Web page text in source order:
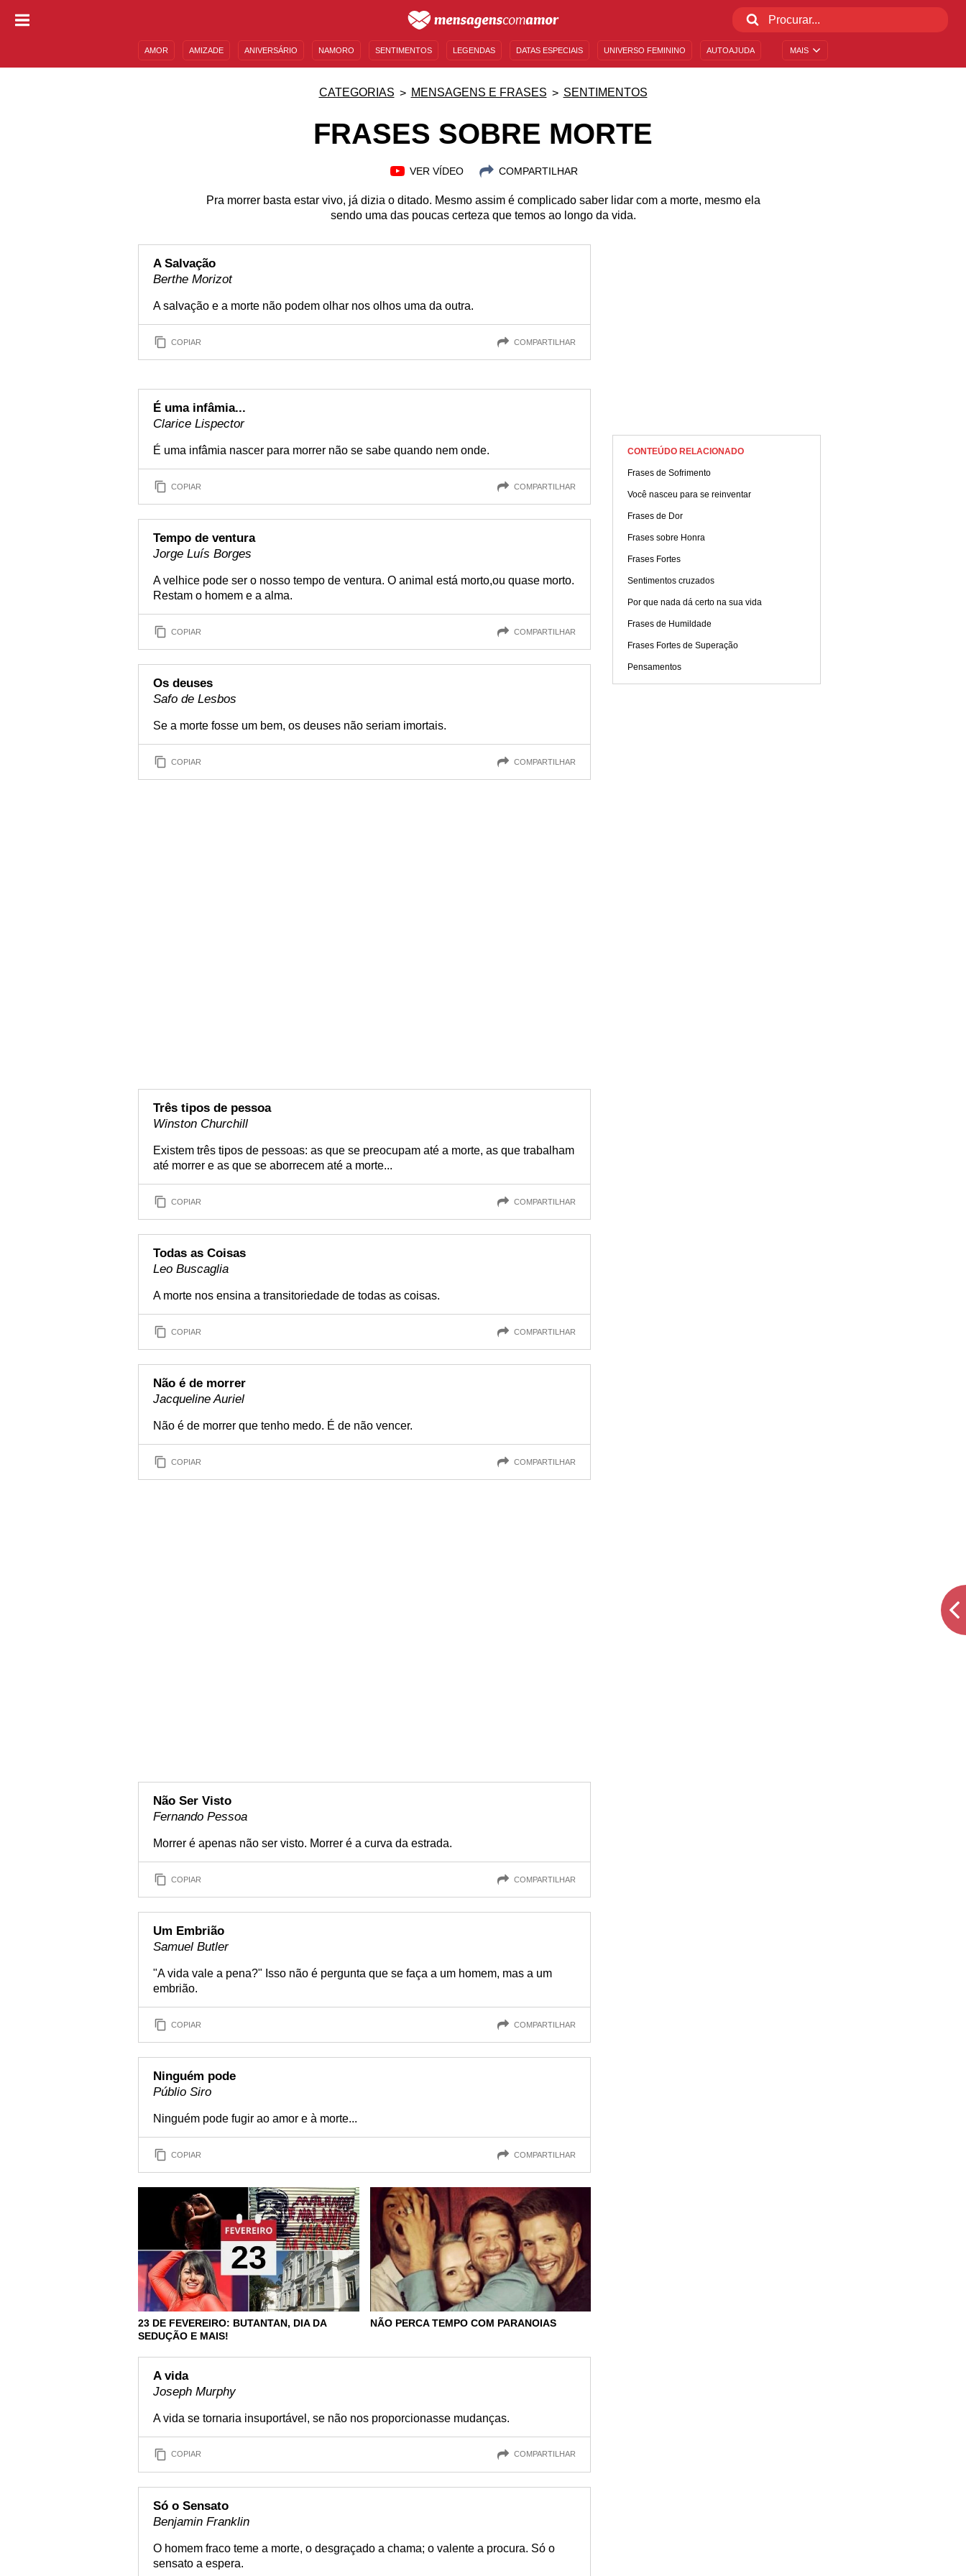
MAIS
AMOR AMIZADE ANIVERSÁRIO NAMORO SENTIMENTOS LEGENDAS DATAS ESPECIAIS UNIVERSO FEMININO AUTOAJUDA
CATEGORIAS MENSAGENS E FRASES SENTIMENTOS
FRASES SOBRE MORTE
VER VÍDEO COMPARTILHAR
Pra morrer basta estar vivo, já dizia o ditado. Mesmo assim é complicado saber lidar com a morte, mesmo ela
sendo uma das poucas certeza que temos ao longo da vida.
A Salvação
Berthe Morizot
A salvação e a morte não podem olhar nos olhos uma da outra.
COPIAR COMPARTILHAR
É uma infâmia...
Clarice Lispector
É uma infâmia nascer para morrer não se sabe quando nem onde.
COPIAR COMPARTILHAR
Tempo de ventura
Jorge Luís Borges
A velhice pode ser o nosso tempo de ventura. O animal está morto,ou quase morto.
Restam o homem e a alma.
COPIAR COMPARTILHAR
Os deuses
Safo de Lesbos
Se a morte fosse um bem, os deuses não seriam imortais.
COPIAR COMPARTILHAR
Três tipos de pessoa
Winston Churchill
Existem três tipos de pessoas: as que se preocupam até a morte, as que trabalham
até morrer e as que se aborrecem até a morte...
COPIAR COMPARTILHAR
Todas as Coisas
Leo Buscaglia
A morte nos ensina a transitoriedade de todas as coisas.
COPIAR COMPARTILHAR
Não é de morrer
Jacqueline Auriel
Não é de morrer que tenho medo. É de não vencer.
COPIAR COMPARTILHAR
Não Ser Visto
Fernando Pessoa
Morrer é apenas não ser visto. Morrer é a curva da estrada.
COPIAR COMPARTILHAR
Um Embrião
Samuel Butler
"A vida vale a pena?" Isso não é pergunta que se faça a um homem, mas a um
embrião.
COPIAR COMPARTILHAR
Ninguém pode
Públio Siro
Ninguém pode fugir ao amor e à morte...
COPIAR COMPARTILHAR
23 DE FEVEREIRO: BUTANTAN, DIA DA
SEDUÇÃO E MAIS!
NÃO PERCA TEMPO COM PARANOIAS
A vida
Joseph Murphy
A vida se tornaria insuportável, se não nos proporcionasse mudanças.
COPIAR COMPARTILHAR
Só o Sensato
Benjamin Franklin
O homem fraco teme a morte, o desgraçado a chama; o valente a procura. Só o
sensato a espera.
CONTEÚDO RELACIONADO
Frases de Sofrimento
Você nasceu para se reinventar
Frases de Dor
Frases sobre Honra
Frases Fortes
Sentimentos cruzados
Por que nada dá certo na sua vida
Frases de Humildade
Frases Fortes de Superação
Pensamentos